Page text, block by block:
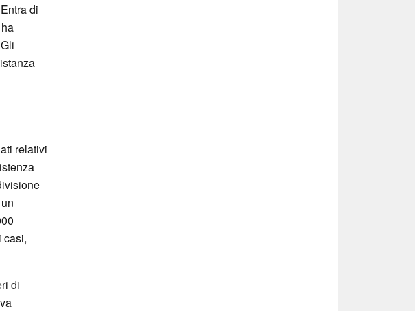
di
relativi
casi,
di